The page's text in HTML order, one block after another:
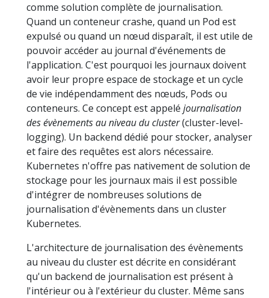
comme solution complète de journalisation.
Quand un conteneur crashe, quand un Pod est
expulsé ou quand un nœud disparaît, il est utile de
pouvoir accéder au journal d'événements de
l'application. C'est pourquoi les journaux doivent
avoir leur propre espace de stockage et un cycle
de vie indépendamment des nœuds, Pods ou
conteneurs. Ce concept est appelé journalisation
des évènements au niveau du cluster(cluster-level-
logging). Un backend dédié pour stocker, analyser
et faire des requêtes est alors nécessaire.
Kubernetes n'offre pas nativement de solution de
stockage pour les journaux mais il est possible
d'intégrer de nombreuses solutions de
journalisation d'évènements dans un cluster
Kubernetes.
L'architecture de journalisation des évènements
au niveau du cluster est décrite en considérant
qu'un backend de journalisation est présent à
l'intérieur ou à l'extérieur du cluster. Même sans